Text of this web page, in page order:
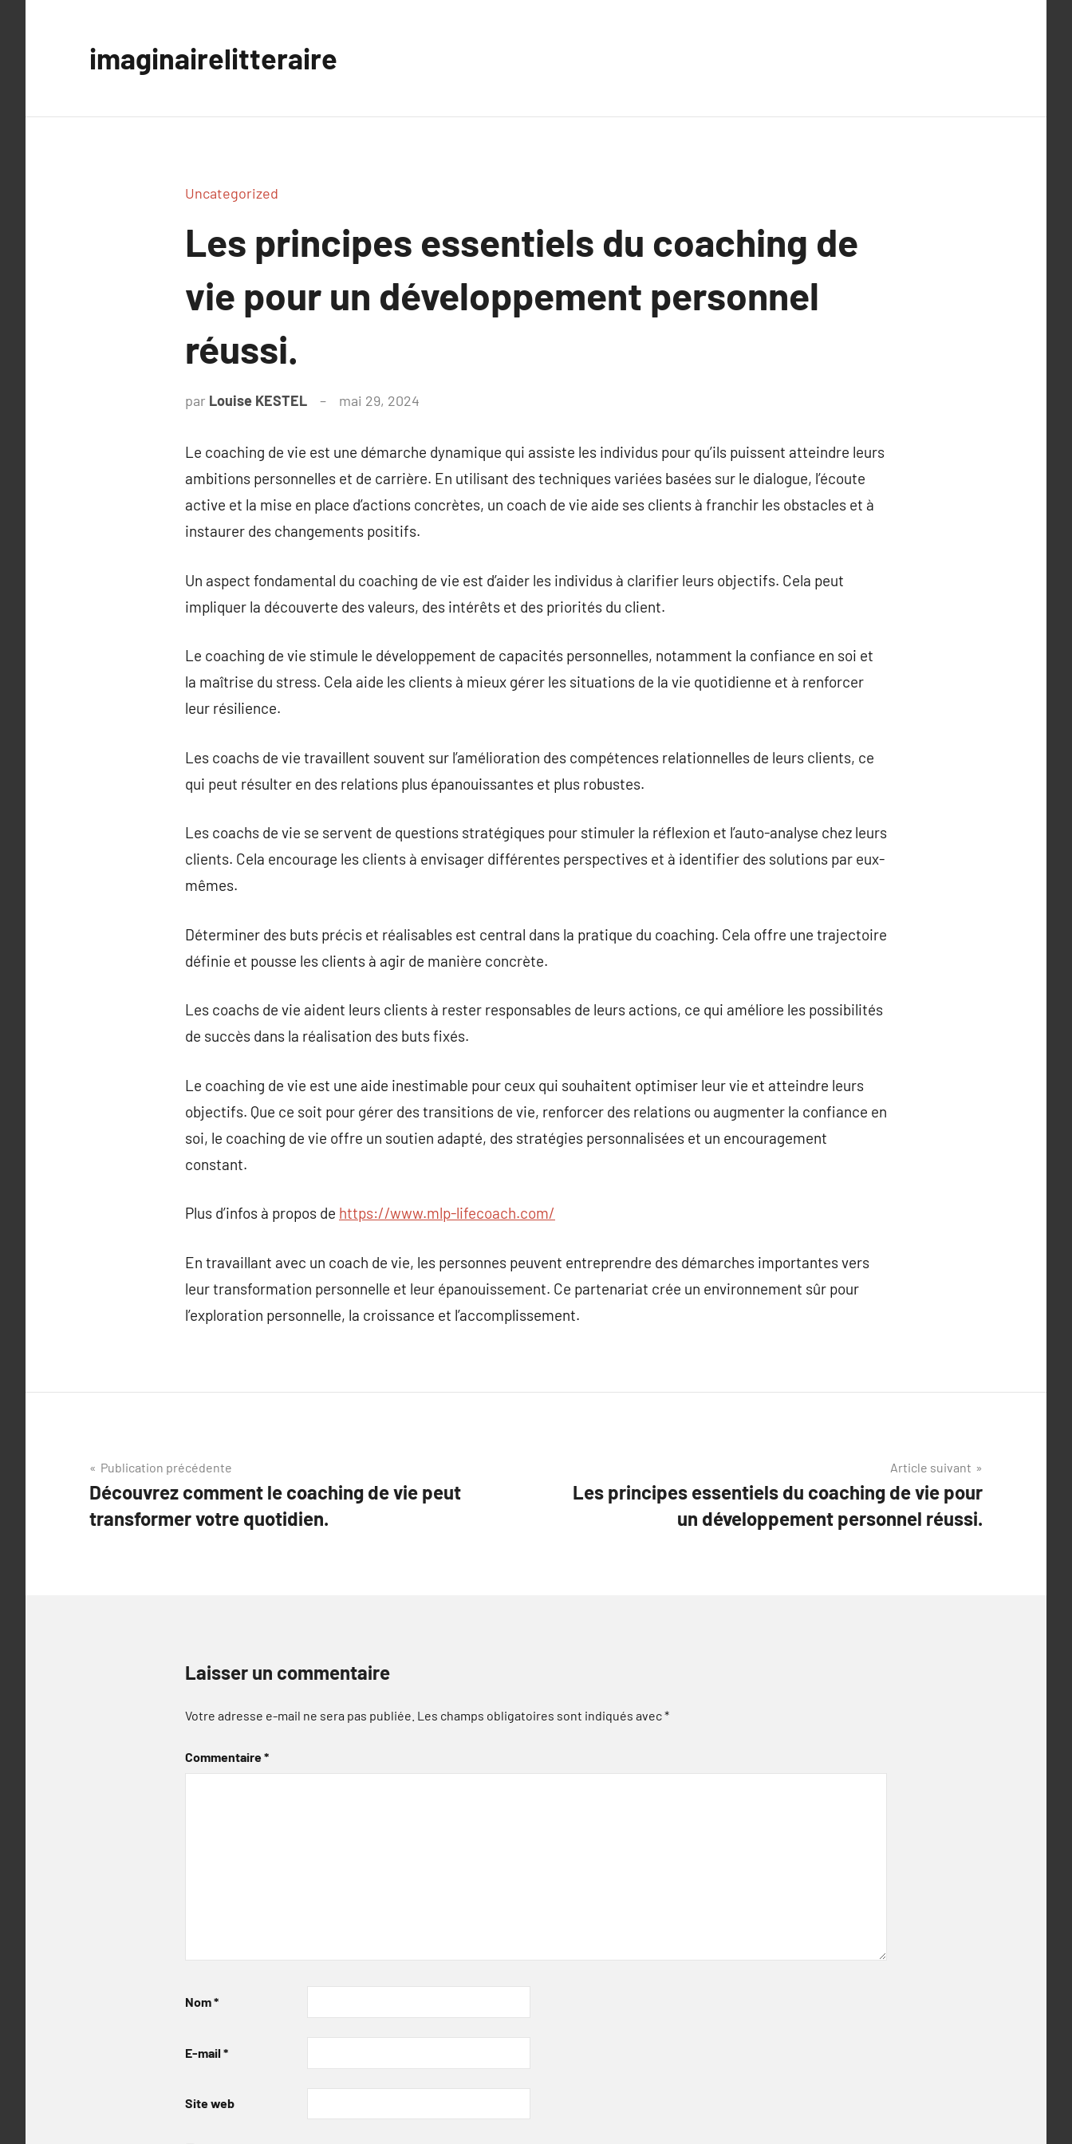
imaginairelitteraire
Uncategorized
Les principes essentiels du coaching de
vie pour un développement personnel
réussi.
par Louise KESTEL mai 29, 2024
Le coaching de vie est une démarche dynamique qui assiste les individus pour qu’ils puissent atteindre leurs
ambitions personnelles et de carrière. En utilisant des techniques variées basées sur le dialogue, l’écoute
active et la mise en place d’actions concrètes, un coach de vie aide ses clients à franchir les obstacles et à
instaurer des changements positifs.
Un aspect fondamental du coaching de vie est d’aider les individus à clarifier leurs objectifs. Cela peut
impliquer la découverte des valeurs, des intérêts et des priorités du client.
Le coaching de vie stimule le développement de capacités personnelles, notamment la confiance en soi et
la maîtrise du stress. Cela aide les clients à mieux gérer les situations de la vie quotidienne et à renforcer
leur résilience.
Les coachs de vie travaillent souvent sur l’amélioration des compétences relationnelles de leurs clients, ce
qui peut résulter en des relations plus épanouissantes et plus robustes.
Les coachs de vie se servent de questions stratégiques pour stimuler la réflexion et l’auto-analyse chez leurs
clients. Cela encourage les clients à envisager différentes perspectives et à identifier des solutions par eux-
mêmes.
Déterminer des buts précis et réalisables est central dans la pratique du coaching. Cela offre une trajectoire
définie et pousse les clients à agir de manière concrète.
Les coachs de vie aident leurs clients à rester responsables de leurs actions, ce qui améliore les possibilités
de succès dans la réalisation des buts fixés.
Le coaching de vie est une aide inestimable pour ceux qui souhaitent optimiser leur vie et atteindre leurs
objectifs. Que ce soit pour gérer des transitions de vie, renforcer des relations ou augmenter la confiance en
soi, le coaching de vie offre un soutien adapté, des stratégies personnalisées et un encouragement
constant.
Plus d’infos à propos de https://www.mlp-lifecoach.com/
En travaillant avec un coach de vie, les personnes peuvent entreprendre des démarches importantes vers
leur transformation personnelle et leur épanouissement. Ce partenariat crée un environnement sûr pour
l’exploration personnelle, la croissance et l’accomplissement.
Navigation
de
l’article
Publication précédente
Découvrez comment le coaching de vie peut
transformer votre quotidien.
Article suivant
Les principes essentiels du coaching de vie pour
un développement personnel réussi.
Laisser un commentaire
Votre adresse e-mail ne sera pas publiée. Les champs obligatoires sont indiqués avec*
Commentaire*
Nom*
E-mail *
Site web